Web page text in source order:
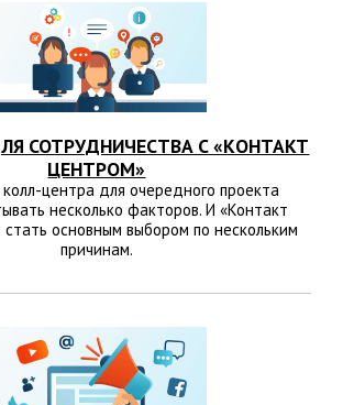
СОТРУДНИЧЕСТВА С «КОНТАКТ
ЦЕНТРОМ»
центра для очередного проекта
несколько факторов. И «Контакт
основным выбором по нескольким
причинам.